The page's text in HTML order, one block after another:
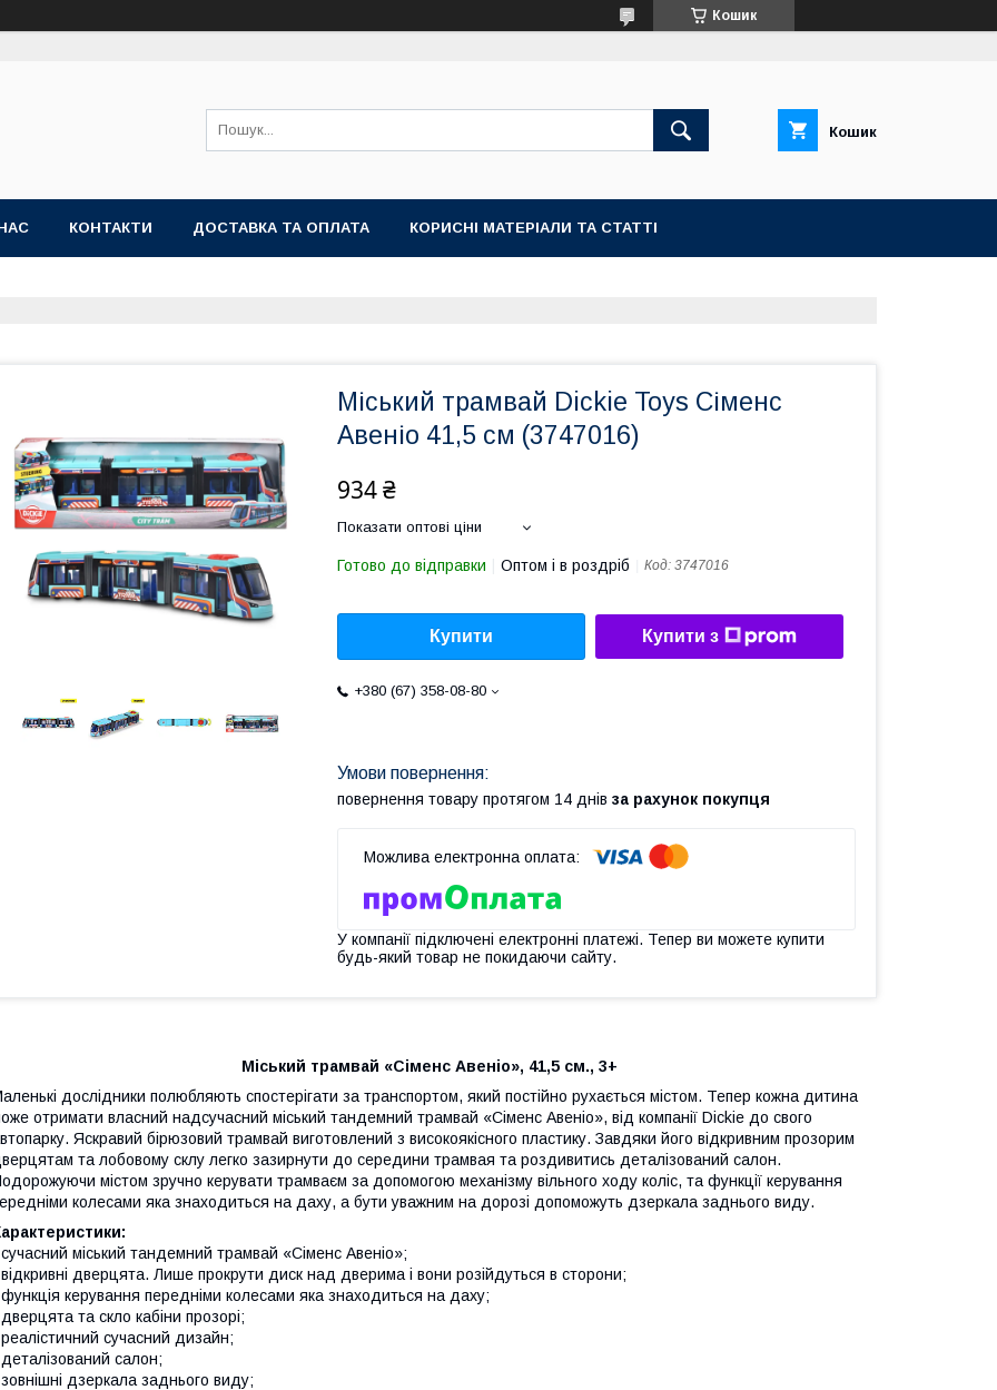
Кошик
Кошик
КОНТАКТИ ДОСТАВКА ТА ОПЛАТА КОРИСНІ МАТЕРІАЛИ ТА СТАТТІ
Міський трамвай Dickie Toys Сіменс
Авеніо 41,5 см (3747016)
934 ₴
Показати оптові ціни
Готово до відправки Оптом і в роздріб Код: 3747016
Купити Купити з
+380 (67) 358-08-80
повернення товару протягом 14 днів за рахунок покупця
У компанії підключені електронні платежі. Тепер ви можете купити
будь-який товар не покидаючи сайту.
Міський трамвай «Сіменс Авеніо», 41,5 см., 3+
дослідники полюбляють спостерігати за транспортом, який постійно рухається містом. Тепер кожна дитина
отримати власний надсучасний міський тандемний трамвай «Сіменс Авеніо», від компанії Dickie до свого
Яскравий бірюзовий трамвай виготовлений з високоякісного пластику. Завдяки його відкривним прозорим
та лобовому склу легко зазирнути до середини трамвая та роздивитись деталізований салон.
містом зручно керувати трамваєм за допомогою механізму вільного ходу коліс, та функції керування
колесами яка знаходиться на даху, а бути уважним на дорозі допоможуть дзеркала заднього виду.
міський тандемний трамвай «Сіменс Авеніо»;
дверцята. Лише прокрути диск над дверима і вони розійдуться в сторони;
керування передніми колесами яка знаходиться на даху;
та скло кабіни прозорі;
сучасний дизайн;
салон;
дзеркала заднього виду;